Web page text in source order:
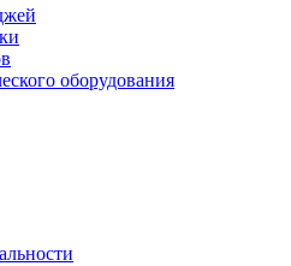
оборудования